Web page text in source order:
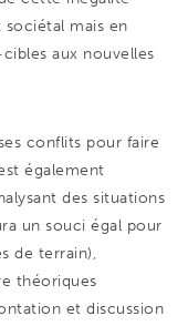
sociétal mais en
aux nouvelles
conflits pour faire
également
des situations
un souci égal pour
de terrain),
théoriques
et discussion